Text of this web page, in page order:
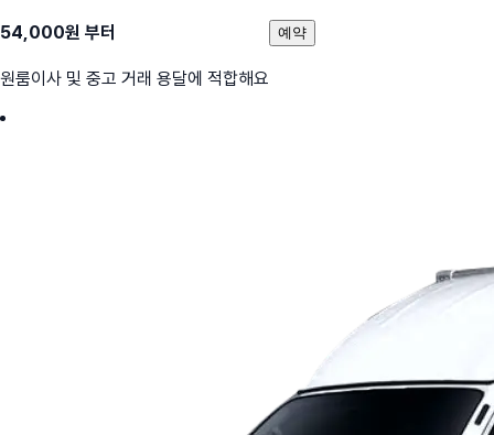
54,000원 부터
원룸이사 및 중고 거래 용달에 적합해요
예약